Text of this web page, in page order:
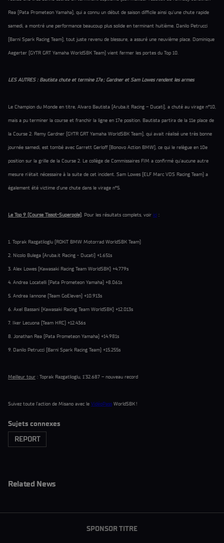
Rea (Pata Prometeon Yamaha), qui a connu un début de saison difficile ainsi qu’une chute rapide
samedi, a montré une performance beaucoup plus solide en terminant huitième. Danilo Petrucci
(Barni Spark Racing Team), tout juste revenu de blessure, a assuré une neuvième place. Dominique
Aegerter (GYTR GRT Yamaha WorldSBK Team) vient fermer les portes du Top 10.
LES AUTRES : Bautista chute et termine 17e ; Gardner et Sam Lowes rendent les armes
Le Champion du Monde en titre, Alvaro Bautista (Aruba.it Racing – Ducati), a chuté au virage n°10,
mais a pu terminer la course et franchir la ligne en 17e position. Bautista partira de la 11e place de
la Course 2. Remy Gardner (GYTR GRT Yamaha WorldSBK Team), qui avait réalisé une très bonne
journée samedi, est tombé avec Garrett Gerloff (Bonovo Action BMW), ce qui le relègue en 10e
position sur la grille de la Course 2. Le collège de Commissaires FIM a confirmé qu'aucune autre
mesure n'était nécessaire à la suite de cet incident. Sam Lowes (ELF Marc VDS Racing Team) a
également été victime d'une chute dans le virage n°5.
Le Top 9 (Course Tissot-Superpole). Pour les résultats complets, voir ici :
1. Toprak Razgatlioglu (ROKiT BMW Motorrad WorldSBK Team)
2. Nicolo Bulega (Aruba.it Racing - Ducati) +1.651s
3. Alex Lowes (Kawasaki Racing Team WorldSBK) +4.779s
4. Andrea Locatelli (Pata Prometeon Yamaha) +8.061s
5. Andrea Iannone (Team GoEleven) +10.913s
6. Axel Bassani (Kawasaki Racing Team WorldSBK) +12.013s
7. Iker Lecuona (Team HRC) +12.436s
8. Jonathan Rea (Pata Prometeon Yamaha) +14.981s
9. Danilo Petrucci (Barni Spark Racing Team) +15.255s
Meilleur tour : Toprak Razgatlioglu, 1’32.687 – nouveau record
Suivez toute l’action de Misano avec le VidéoPass WorldSBK !
Sujets connexes
REPORT
Related News
SPONSOR TITRE